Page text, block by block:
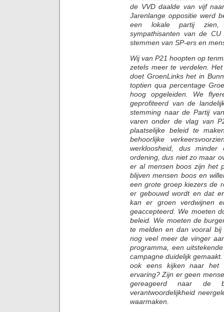
de VVD daalde van vijf
Jarenlange oppositie werd
een lokale partij zien,
sympathisanten van de
stemmen van SP-ers en
Wij van P21 hoopten op
zetels meer te verdelen.
doet GroenLinks het in
toptien qua percentage
hoog opgeleiden. We
geprofiteerd van de
stemming naar de Partij
varen onder de vlag van
plaatselijke beleid te
behoorlijke
werkloosheid, dus minder
ordening, dus niet zo maar
er al mensen boos zijn het
blijven mensen boos en
een grote groep kiezers de
er gebouwd wordt en dat
kan er groen verdwijnen
geaccepteerd. We moeten
beleid. We moeten de
te melden en dan vooral bij
nog veel meer de vinger
programma, een
campagne duidelijk
ook eens kijken naar het
ervaring? Zijn er geen
gereageerd naar de
verantwoordelijkheid
waarmaken.